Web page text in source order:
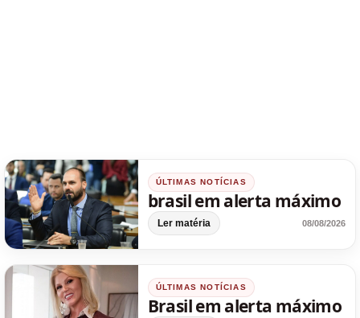
ÚLTIMAS NOTÍCIAS
brasil em alerta máximo
Ler matéria 08/08/2026
ÚLTIMAS NOTÍCIAS
Brasil em alerta máximo